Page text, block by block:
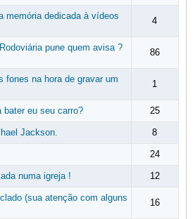
memória dedicada à vídeos
4
pune quem avisa ? 86
fones na hora de gravar um
1
bater eu seu carro? 25
Jackson. 8
24
numa igreja ! 12
(sua atenção com alguns
16